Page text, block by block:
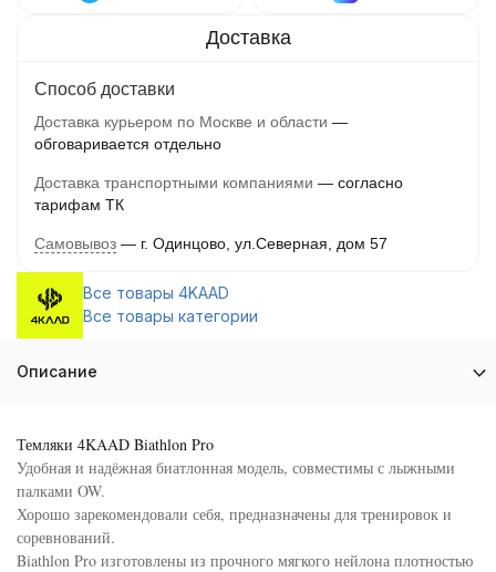
Способ доставки
Доставка курьером по Москве и области
обговаривается отдельно
Доставка транспортными компаниями
согласно
тарифам ТК
Самовывоз г. Одинцово, ул.Северная, дом 57
Все товары 4KAAD
Все товары категории
Описание
Темляки 4KAAD Biathlon Pro
Удобная и надёжная биатлонная модель, совместимы с лыжными
палками OW.
Хорошо зарекомендовали себя, предназначены для тренировок и
соревнований.
Biathlon Pro изготовлены из прочного мягкого нейлона плотностью